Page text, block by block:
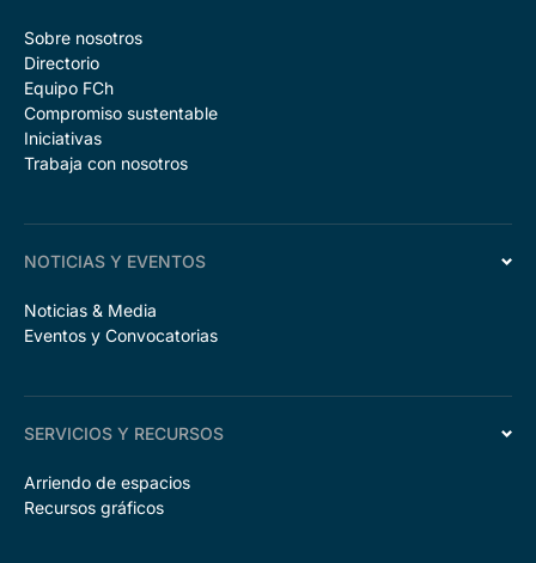
Sobre nosotros
Directorio
Equipo FCh
Compromiso sustentable
Iniciativas
Trabaja con nosotros
NOTICIAS Y EVENTOS
Noticias & Media
Eventos y Convocatorias
SERVICIOS Y RECURSOS
Arriendo de espacios
Recursos gráficos